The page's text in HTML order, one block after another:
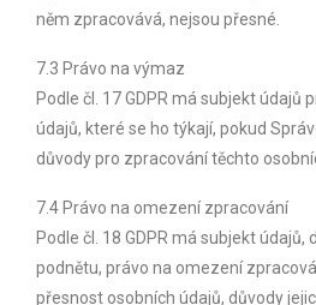
něm zpracovává, nejsou přesné.
7.3 Právo na výmaz
Podle čl. 17 GDPR má subjekt údajů
údajů, které se ho týkají, pokud
důvody pro zpracování těchto
7.4 Právo na omezení zpracování
Podle čl. 18 GDPR má subjekt údajů,
podnětu, právo na omezení
přesnost osobních údajů, důvody